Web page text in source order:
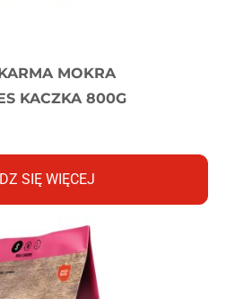
MOKRA
KACZKA 800G
SIĘ WIĘCEJ